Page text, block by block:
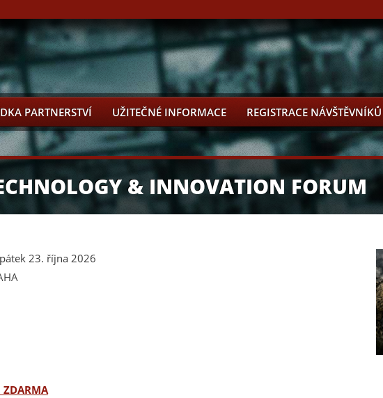
PARTNERSTVÍ UŽITEČNÉ INFORMACE REGISTRACE NÁVŠTĚVNÍKŮ
& INNOVATION FORUM
23. října 2026
ZDARMA